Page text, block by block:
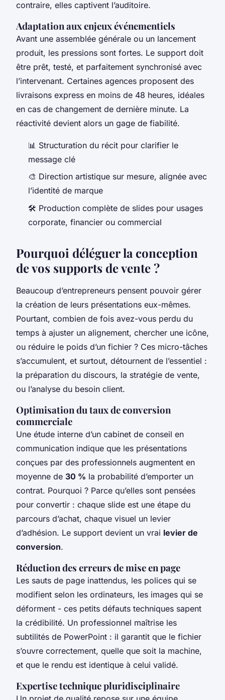
contraire, elles captivent l’auditoire.
Adaptation aux enjeux événementiels
Avant une assemblée générale ou un lancement
produit, les pressions sont fortes. Le support doit
être prêt, testé, et parfaitement synchronisé avec
l’intervenant. Certaines agences proposent des
livraisons express en moins de 48 heures, idéales
en cas de changement de dernière minute. La
réactivité devient alors un gage de fiabilité.
📊 Structuration du récit pour clarifier le
message clé
🎨 Direction artistique sur mesure, alignée avec
l’identité de marque
🛠️ Production complète de slides pour usages
corporate, financier ou commercial
Pourquoi déléguer la conception
de vos supports de vente ?
Beaucoup d’entrepreneurs pensent pouvoir gérer
la création de leurs présentations eux-mêmes.
Pourtant, combien de fois avez-vous perdu du
temps à ajuster un alignement, chercher une icône,
ou réduire le poids d’un fichier ? Ces micro-tâches
s’accumulent, et surtout, détournent de l’essentiel :
la préparation du discours, la stratégie de vente,
ou l’analyse du besoin client.
Optimisation du taux de conversion
commerciale
Une étude interne d’un cabinet de conseil en
communication indique que les présentations
conçues par des professionnels augmentent en
moyenne de 30 % la probabilité d’emporter un
contrat. Pourquoi ? Parce qu’elles sont pensées
pour convertir : chaque slide est une étape du
parcours d’achat, chaque visuel un levier
d’adhésion. Le support devient un vrai levier de
conversion.
Réduction des erreurs de mise en page
Les sauts de page inattendus, les polices qui se
modifient selon les ordinateurs, les images qui se
déforment - ces petits défauts techniques sapent
la crédibilité. Un professionnel maîtrise les
subtilités de PowerPoint : il garantit que le fichier
s’ouvre correctement, quelle que soit la machine,
et que le rendu est identique à celui validé.
Expertise technique pluridisciplinaire